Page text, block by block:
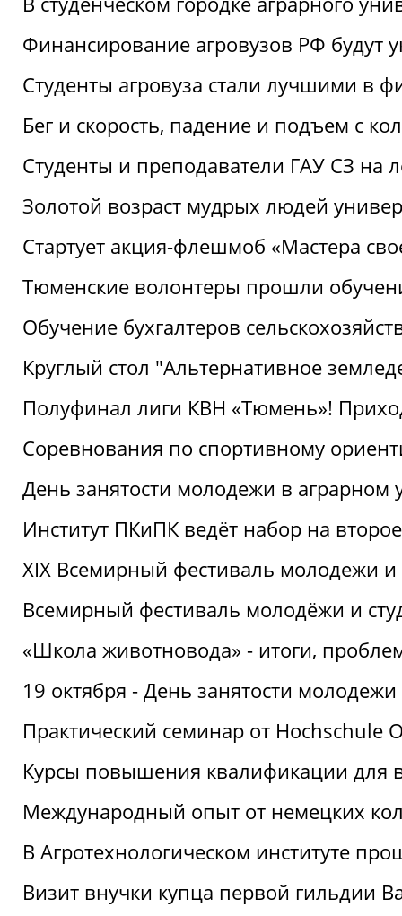
Финансирование агровузов РФ будут
Студенты агровуза стали лучшими в
Бег и скорость, падение и подъем с
Студенты и преподаватели ГАУ СЗ
Золотой возраст мудрых людей
Стартует акция-флешмоб «Мастера
Тюменские волонтеры прошли
Обучение бухгалтеров
Круглый стол "Альтернативное
Полуфинал лиги КВН «Тюмень»!
Соревнования по спортивному
День занятости молодежи в аграрном
Институт ПКиПК ведёт набор на
XIX Всемирный фестиваль молодежи
Всемирный фестиваль молодёжи и
«Школа животновода» - итоги,
19 октября - День занятости молодежи
Практический семинар от Hochschule
Курсы повышения квалификации для
Международный опыт от немецких
В Агротехнологическом институте
Визит внучки купца первой гильдии